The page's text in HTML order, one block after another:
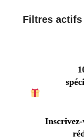
Filtres actifs